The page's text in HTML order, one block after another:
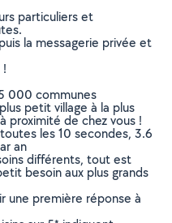
particuliers et
la messagerie privée et
000 communes
petit village à la plus
proximité de chez vous !
les 10 secondes, 3.6
an
différents, tout est
besoin aux plus grands
une première réponse à